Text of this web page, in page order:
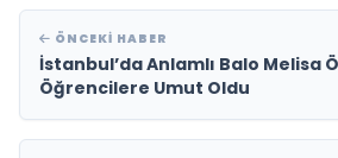
ÖNCEKI HABER
İstanbul’da Anlamlı Balo Melisa
Öğrencilere Umut Oldu